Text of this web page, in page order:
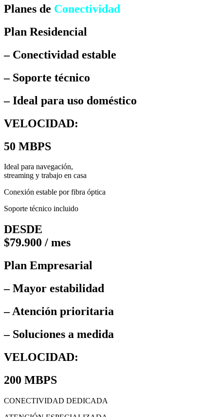
Planes de Conectividad
Plan Residencial
– Conectividad estable
– Soporte técnico
– Ideal para uso doméstico
VELOCIDAD:
50 MBPS
Ideal para navegación,
streaming y trabajo en casa
Conexión estable por fibra óptica
Soporte técnico incluido
DESDE
$79.900 / mes
Plan Empresarial
– Mayor estabilidad
– Atención prioritaria
– Soluciones a medida
VELOCIDAD:
200 MBPS
CONECTIVIDAD DEDICADA